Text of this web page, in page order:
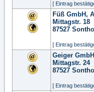
[ Eintrag
Füß GmbH,
Mittagstr. 18
87527
[ Eintrag
Geiger
Mittagstr. 24
87527
[ Eintrag